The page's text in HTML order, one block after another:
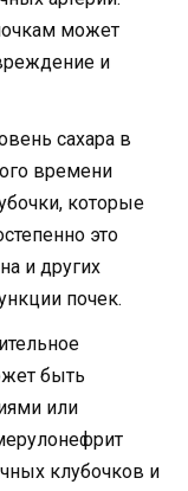
может
и
сахара в
времени
которые
это
и других
почек.
быть
или
клубочков и